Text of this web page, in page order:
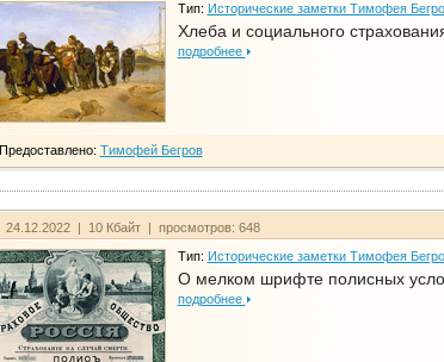
Тип: Исторические заметки Тимофея
Хлеба и социального
подробнее
Предоставлено: Тимофей Бегров
24.12.2022 | 10 Кбайт | просмотров: 648
Тип: Исторические заметки Тимофея
О мелком шрифте полисных
подробнее